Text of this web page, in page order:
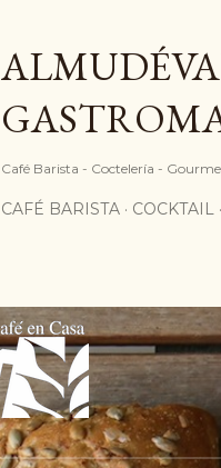
Café Barista - Coctelería -
CAFÉ BARISTA COCKTAIL